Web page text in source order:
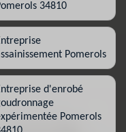
34810
Pomerols
d'enrobé
Pomerols